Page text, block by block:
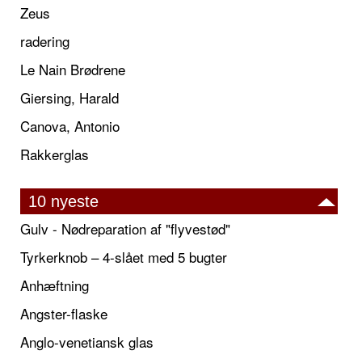
Zeus
radering
Le Nain Brødrene
Giersing, Harald
Canova, Antonio
Rakkerglas
10 nyeste
Gulv - Nødreparation af "flyvestød"
Tyrkerknob – 4-slået med 5 bugter
Anhæftning
Angster-flaske
Anglo-venetiansk glas